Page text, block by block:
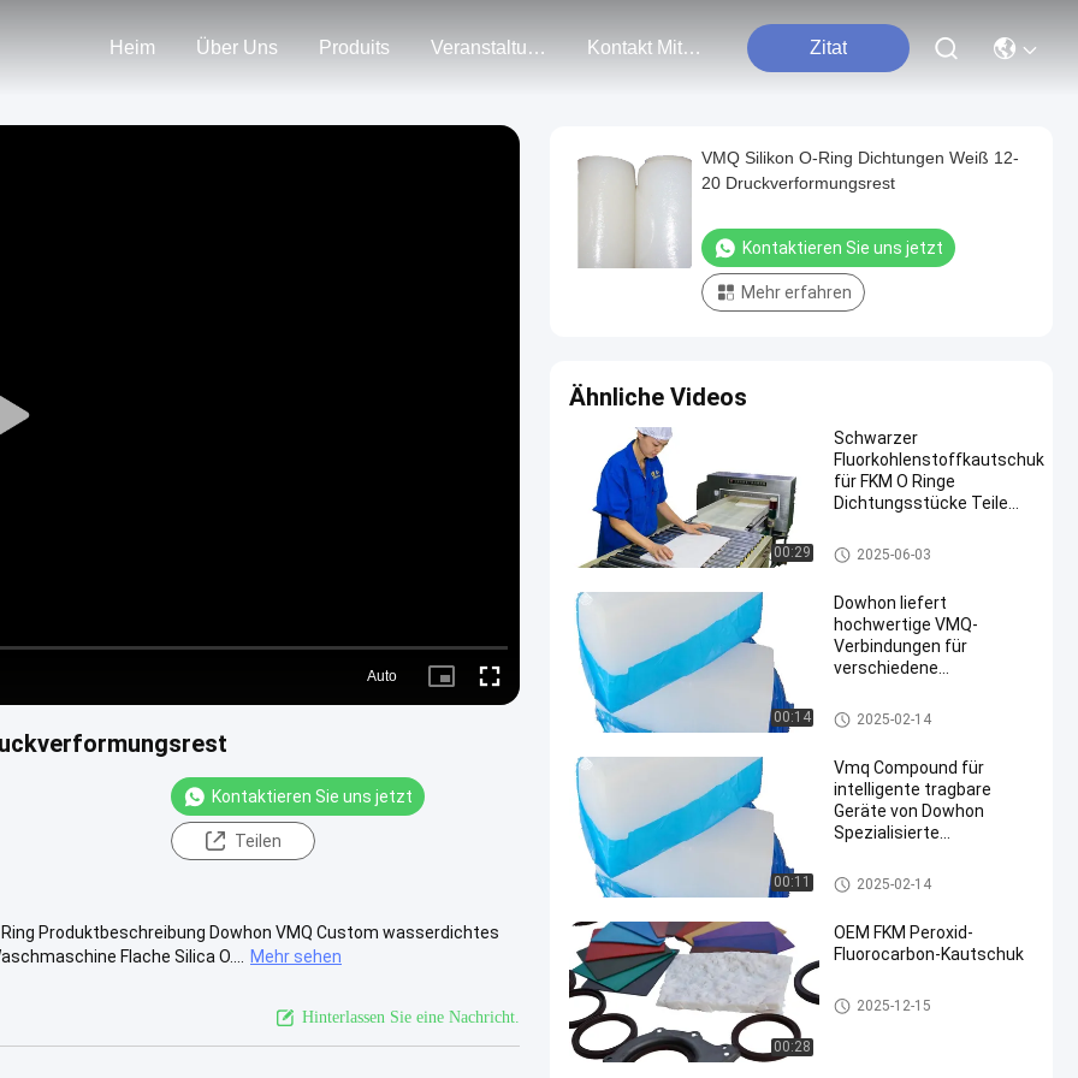
Heim Über Uns Produits Veranstaltungen Kontakt Mit Uns Zitat
Play
Auto
Picture- Fullscreen
Kontaktieren Sie uns jetzt
Teilen
Produktbeschreibung Dowhon VMQ Custom wasserdichtes
Flache Silica O....
Mehr sehen
Hinterlassen Sie eine Nachricht.
VMQ Silikon O-Ring Dichtungen Weiß 12-
20 Druckverformungsrest
Kontaktieren Sie uns jetzt
Mehr erfahren
Ähnliche Videos
00:29
Schwarzer
Fluorkohlenstoffkautschuk
für FKM O Ringe
Dichtungsstücke Teile
Fluoroelastomer Gummi
2025-06-03
00:14
Dowhon liefert
hochwertige VMQ-
Verbindungen für
verschiedene
VMQ-Mittel
2025-02-14
00:11
Vmq Compound für
intelligente tragbare
Geräte von Dowhon
Spezialisierte
VMQ-Mittel
2025-02-14
00:28
OEM FKM Peroxid-
Fluorocarbon-Kautschuk
Niedrige Temperatur FKM
2025-12-15